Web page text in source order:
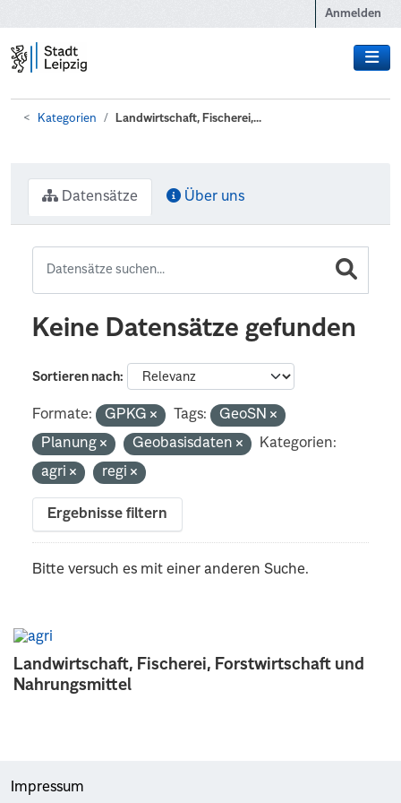
Anmelden
Kategorien Landwirtschaft, Fischerei,...
Landwirtschaft, Fischerei, Forstwirtschaft und
Nahrungsmittel
Datensätze Über uns
Keine Datensätze gefunden
Sortieren nach
Formate: GPKG Tags:
GeoSN
Planung
Geobasisdaten
Kategorien:
agri
regi
Ergebnisse filtern
Bitte versuch es mit einer anderen Suche.
Impressum